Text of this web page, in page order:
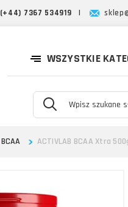
(+44) 7367 534919 |
WSZYSTKIE
BCAA ACTIVLAB BCAA Xtra